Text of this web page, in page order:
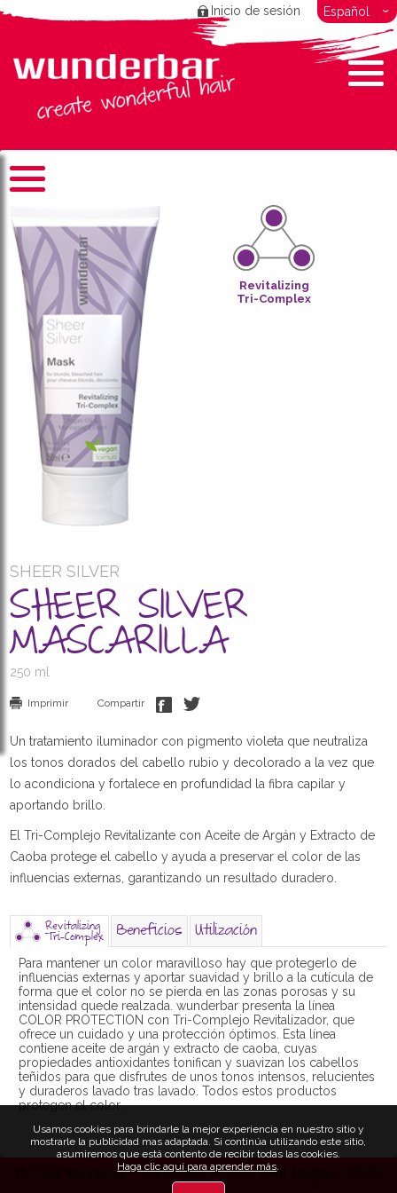
Usamos cookies para brindarle la mejor experiencia en nuestro sitio y
mostrarle la publicidad mas adaptada. Si continúa utilizando este sitio,
asumiremos que está contento de recibir todas las cookies.
Haga clic aquí para aprender más.
Inicio de sesión Español
Revitalizing
Tri-Complex
SHEER SILVER
SHEER SILVER
MASCARILLA
250 ml
Imprimir Compartir
Un tratamiento iluminador con pigmento violeta que neutraliza
los tonos dorados del cabello rubio y decolorado a la vez que
lo acondiciona y fortalece en profundidad la fibra capilar y
aportando brillo.
El Tri-Complejo Revitalizante con Aceite de Argán y Extracto de
Caoba protege el cabello y ayuda a preservar el color de las
influencias externas, garantizando un resultado duradero.
Revitalizing
Tri-Complex Beneficios Utilización
Para mantener un color maravilloso hay que protegerlo de
influencias externas y aportar suavidad y brillo a la cutícula de
forma que el color no se pierda en las zonas porosas y su
intensidad quede realzada. wunderbar presenta la línea
COLOR PROTECTION con Tri-Complejo Revitalizador, que
ofrece un cuidado y una protección óptimos. Esta línea
contiene aceite de argán y extracto de caoba, cuyas
propiedades antioxidantes tonifican y suavizan los cabellos
teñidos para que disfrutes de unos tonos intensos, relucientes
y duraderos lavado tras lavado. Todos estos productos
protegen el color.
© 2024 Wunderbar • Vigox bvba, B-9000 Gent, Bélgica •